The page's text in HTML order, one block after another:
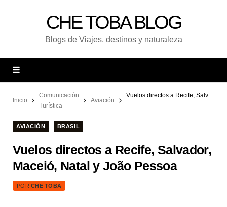
CHE TOBA BLOG
Blogs de Viajes, destinos y naturaleza
Inicio
Comunicación
Turística
Aviación
Vuelos directos a Recife, Salvador, Maceió, Natal y João Pessoa
AVIACIÓN BRASIL
Vuelos directos a Recife, Salvador,
Maceió, Natal y João Pessoa
POR CHE TOBA